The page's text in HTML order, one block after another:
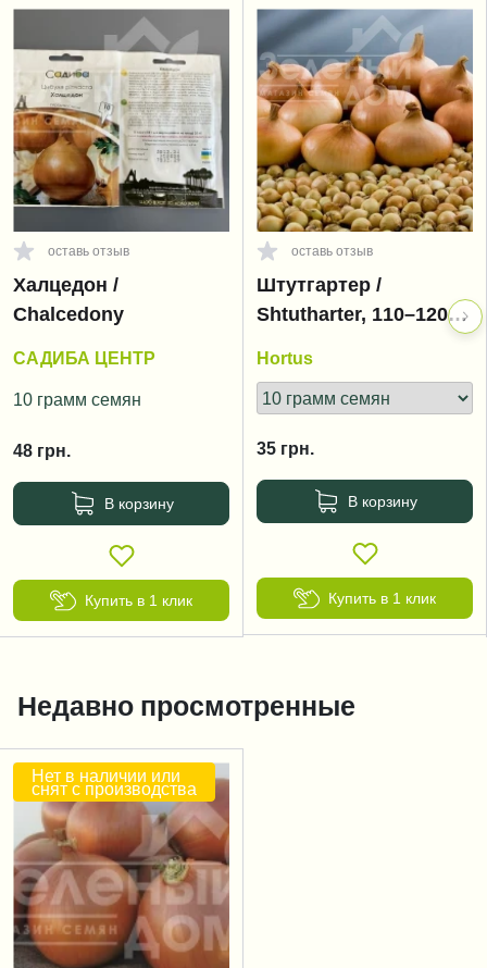
оставь отзыв
Халцедон /
Chalcedony
САДИБА ЦЕНТР
10 грамм семян
48 грн.
В корзину
Купить в 1 клик
оставь отзыв
Штутгартер /
Shtutharter, 110–120
Hortus
35 грн.
В корзину
Купить в 1 клик
Недавно просмотренные
Нет в наличии или
снят с производства